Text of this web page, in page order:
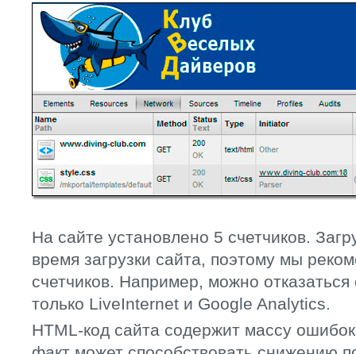
На сайте установлено 5 счетчиков.
время загрузки сайта, поэтому мы
счетчиков. Например, можно отказаться
только LiveInternet и Google Analytics.
HTML-код сайта содержит массу